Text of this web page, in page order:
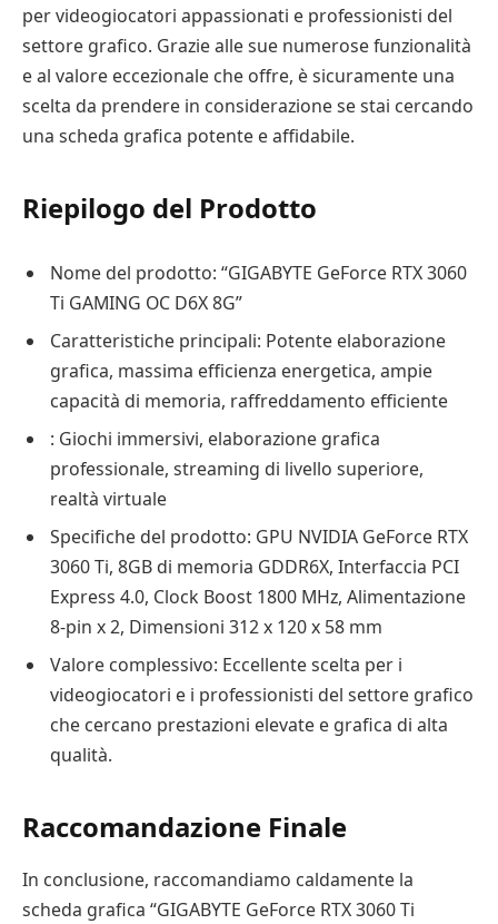
per videogiocatori appassionati e professionisti del
settore grafico. Grazie alle sue numerose funzionalità
e al valore eccezionale che offre, è sicuramente una
scelta da prendere in considerazione se stai cercando
una scheda grafica potente e affidabile.
Riepilogo del Prodotto
Nome del prodotto: “GIGABYTE GeForce RTX 3060
Ti GAMING OC D6X 8G”
Caratteristiche principali: Potente elaborazione
grafica, massima efficienza energetica, ampie
capacità di memoria, raffreddamento efficiente
: Giochi immersivi, elaborazione grafica
professionale, streaming di livello superiore,
realtà virtuale
Specifiche del prodotto: GPU NVIDIA GeForce RTX
3060 Ti, 8GB di memoria GDDR6X, Interfaccia PCI
Express 4.0, Clock Boost 1800 MHz, Alimentazione
8-pin x 2, Dimensioni 312 x 120 x 58 mm
Valore complessivo: Eccellente scelta per i
videogiocatori e i professionisti del settore grafico
che cercano prestazioni elevate e grafica di alta
qualità.
Raccomandazione Finale
In conclusione, raccomandiamo caldamente la
scheda grafica “GIGABYTE GeForce RTX 3060 Ti